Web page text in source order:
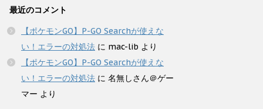
最近のコメント
【ポケモンGO】P-GO Searchが使えな
い！エラーの対処法 に mac-lib より
【ポケモンGO】P-GO Searchが使えな
い！エラーの対処法 に 名無しさん＠ゲー
マー より